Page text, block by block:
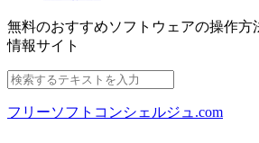
無料のおすすめソフトウェアの操作方
情報サイト
フリーソフトコンシェルジュ.com